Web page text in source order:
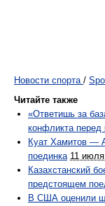
Новости спорта /
Читайте также
«Ответишь за
конфликта
Куат Хамитов —
поединка 11
Казахстанский
предстоящем
В США оценили